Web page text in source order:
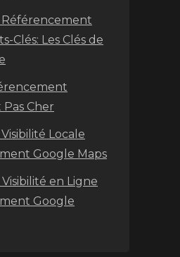
Clés: Les Clés de
Cher
Locale
Google Maps
en Ligne
Google